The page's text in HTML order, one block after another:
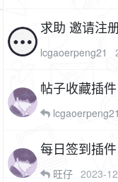
求助 邀请注
lcgaoerpeng21
帖子收藏插
5P
lcgaoerpeng21
每日签到插
分范围，已
旺仔 2023-